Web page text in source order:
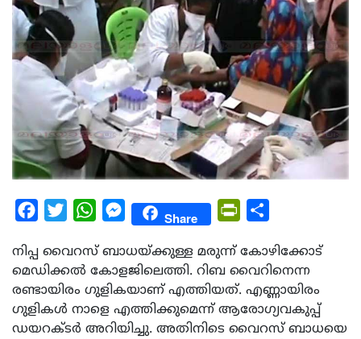
Facebook
Twitter WhatsAppMessengerShare PrintFriendly
നിപ്പ വൈറസ് ബാധയ്ക്കുള്ള മരുന്ന് കോഴിക്കോട്
മെഡിക്കല്‍ കോളജിലെത്തി. റിബ വൈറിനെന്ന
രണ്ടായിരം ഗുളികയാണ് എത്തിയത്. എണ്ണായിരം
ഗുളികള്‍ നാളെ എത്തിക്കുമെന്ന് ആരോഗ്യവകുപ്പ്
ഡയറക്ടര്‍ അറിയിച്ചു. അതിനിടെ വൈറസ് ബാധയെ